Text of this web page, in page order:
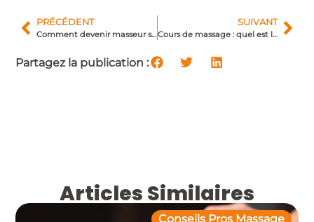
PRÉCÉDENT
Comment devenir masseur sportif, le métier idéal ?
SUIVANT
Cours de massage : quel est l’état d’esprit ?
Partagez la publication :
Articles Similaires
Conseils Pros Massage